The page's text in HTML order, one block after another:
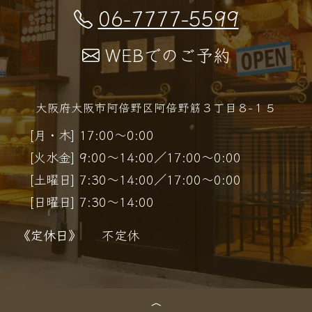
06-7777-5599
WEBでのご予約
大阪府大阪市阿倍野区阿倍野筋３丁目８−１５
[月・木] 17:00～0:00
[火水金] 9:00～14:00／17:00～0:00
[土曜日] 7:30～14:00／17:00～0:00
[日曜日] 7:30～14:00
《定休日》
不定休